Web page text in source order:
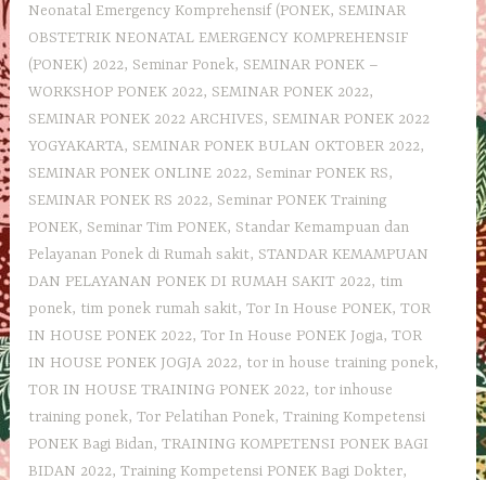
Neonatal Emergency Komprehensif (PONEK, SEMINAR
OBSTETRIK NEONATAL EMERGENCY KOMPREHENSIF
(PONEK) 2022, Seminar Ponek, SEMINAR PONEK –
WORKSHOP PONEK 2022, SEMINAR PONEK 2022,
SEMINAR PONEK 2022 ARCHIVES, SEMINAR PONEK 2022
YOGYAKARTA, SEMINAR PONEK BULAN OKTOBER 2022,
SEMINAR PONEK ONLINE 2022, Seminar PONEK RS,
SEMINAR PONEK RS 2022, Seminar PONEK Training
PONEK, Seminar Tim PONEK, Standar Kemampuan dan
Pelayanan Ponek di Rumah sakit, STANDAR KEMAMPUAN
DAN PELAYANAN PONEK DI RUMAH SAKIT 2022, tim
ponek, tim ponek rumah sakit,Tor In House PONEK,TOR
IN HOUSE PONEK 2022,Tor In House PONEK Jogja,TOR
IN HOUSE PONEK JOGJA 2022, tor in house training ponek,
TOR IN HOUSE TRAINING PONEK 2022, tor inhouse
training ponek,Tor Pelatihan Ponek,Training Kompetensi
PONEK Bagi Bidan,TRAINING KOMPETENSI PONEK BAGI
BIDAN 2022,Training Kompetensi PONEK Bagi Dokter,